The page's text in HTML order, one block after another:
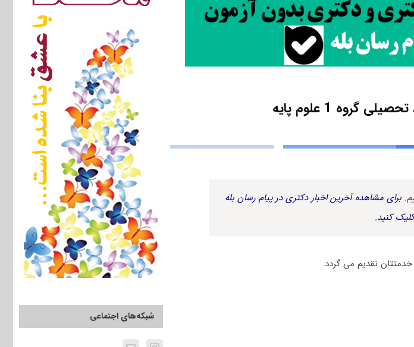
گروه 1 علوم پایه
برای مشاهده آخرین اخبار دکتری در پیام رسان بله
کنید.
تقدیم می گردد.
شبکه‌های اجتماعی